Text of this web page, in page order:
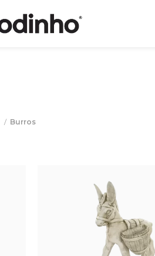
Burros